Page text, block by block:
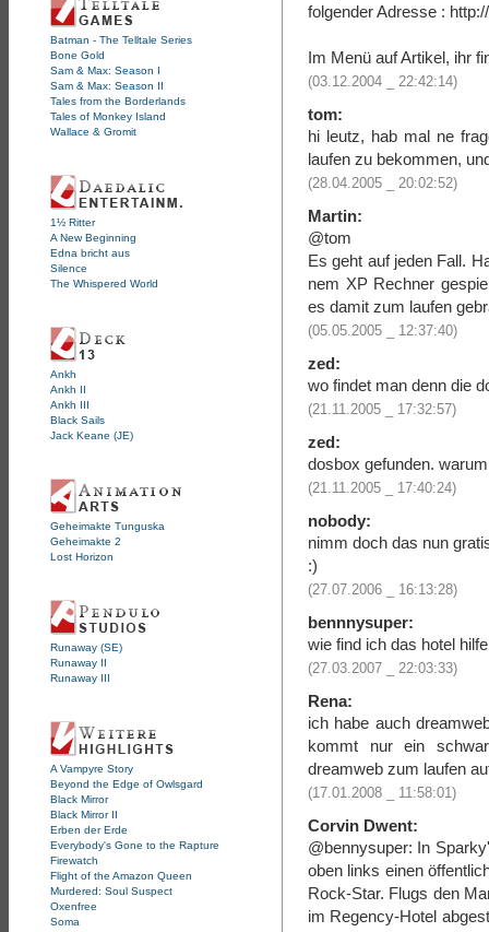
Batman - The Telltale Series
Bone Gold
Sam & Max: Season I
Sam & Max: Season II
Tales from the Borderlands
Tales of Monkey Island
Wallace & Gromit
1½ Ritter
A New Beginning
Edna bricht aus
Silence
The Whispered World
Ankh
Ankh II
Ankh III
Black Sails
Jack Keane (JE)
Geheimakte Tunguska
Geheimakte 2
Lost Horizon
Runaway (SE)
Runaway II
Runaway III
A Vampyre Story
Beyond the Edge of Owlsgard
Black Mirror
Black Mirror II
Erben der Erde
Everybody's Gone to the Rapture
Firewatch
Flight of the Amazon Queen
Murdered: Soul Suspect
Oxenfree
Soma
folgender Adresse :
Im Menü auf Artikel, ihr
(03.12.2004 _ 22:42:14)
tom:
hi leutz, hab mal ne
laufen zu bekommen,
(28.04.2005 _ 20:02:52)
Martin:
@tom
Es geht auf jeden Fall.
nem XP Rechner
es damit zum laufen
(05.05.2005 _ 12:37:40)
zed:
wo findet man denn die
(21.11.2005 _ 17:32:57)
zed:
dosbox gefunden.
(21.11.2005 _ 17:40:24)
nobody:
nimm doch das nun
:)
(27.07.2006 _ 16:13:28)
bennnysuper:
wie find ich das hotel hilfe
(27.03.2007 _ 22:03:33)
Rena:
ich habe auch
kommt nur ein
dreamweb zum laufen
(17.01.2008 _ 11:58:01)
Corvin Dwent:
@bennysuper: In
oben links einen
Rock-Star. Flugs den
im Regency-Hotel